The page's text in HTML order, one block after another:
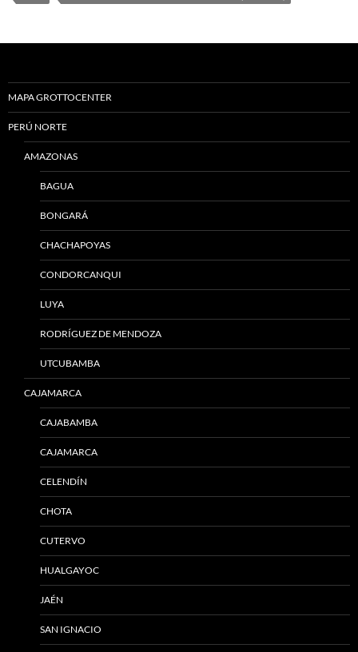
MAPA GROTTOCENTER
PERÚ NORTE
AMAZONAS
BAGUA
BONGARÁ
CHACHAPOYAS
CONDORCANQUI
LUYA
RODRÍGUEZ DE MENDOZA
UTCUBAMBA
CAJAMARCA
CAJABAMBA
CAJAMARCA
CELENDÍN
CHOTA
CUTERVO
HUALGAYOC
JAÉN
SAN IGNACIO